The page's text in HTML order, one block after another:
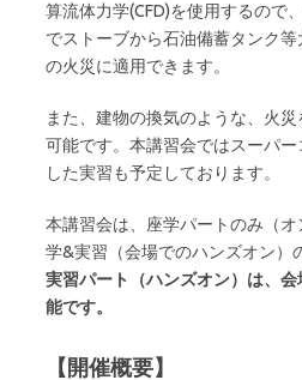
算流体力学(CFD)を使用するので
でストーブから石油備蓄タンク
の火災に適用できます。
また、建物の換気のような、火
可能です。本講習会ではスーパ
した実習も予定しております。
本講習会は、座学パートのみ（
学&実習（会場でのハンズオン）
実習パート（ハンズオン）は、
能です。
【開催概要】